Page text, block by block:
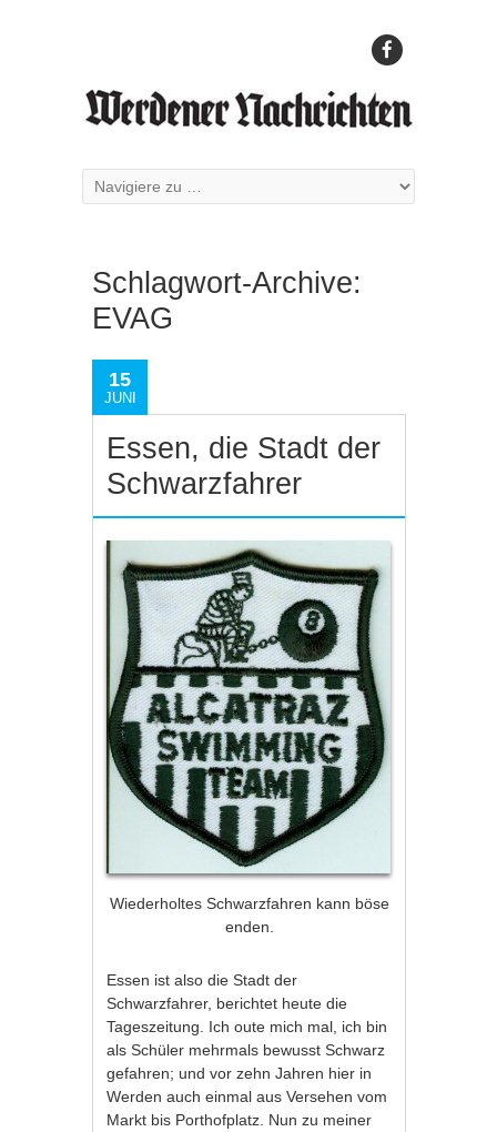
Schlagwort-Archive:
EVAG
15
JUNI
Essen, die Stadt der
Schwarzfahrer
Wiederholtes Schwarzfahren kann böse
enden.
Essen ist also die Stadt der
Schwarzfahrer, berichtet heute die
Tageszeitung. Ich oute mich mal, ich bin
als Schüler mehrmals bewusst Schwarz
gefahren; und vor zehn Jahren hier in
Werden auch einmal aus Versehen vom
Markt bis Porthofplatz. Nun zu meiner